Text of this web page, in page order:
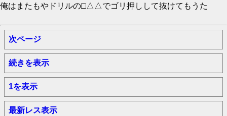
俺はまたもやドリルの□△△でゴリ押しして抜けてもうた
次ページ
続きを表示
1を表示
最新レス表示